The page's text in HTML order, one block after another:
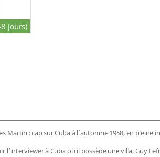
8 jours)
Martin : cap sur Cuba à l´automne 1958, en pleine
l´interviewer à Cuba où il possède une villa, Guy